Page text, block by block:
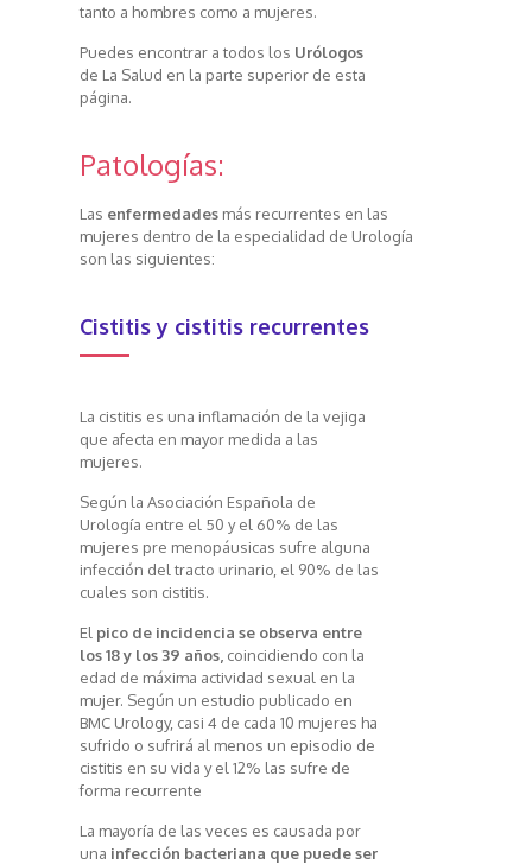
tanto a hombres como a mujeres.
Puedes encontrar a todos los Urólogos
de La Salud en la parte superior de esta
página.
Patologías:
Las enfermedadesmás recurrentes en las
mujeres dentro de la especialidad de Urología
son las siguientes:
Cistitis y cistitis recurrentes
La cistitis es una inflamación de la vejiga
que afecta en mayor medida a las
mujeres.
Según la Asociación Española de
Urología entre el 50 y el 60% de las
mujeres pre menopáusicas sufre alguna
infección del tracto urinario, el 90% de las
cuales son cistitis.
El pico de incidencia se observa entre
los 18 y los 39 años,coincidiendo con la
edad de máxima actividad sexual en la
mujer. Según un estudio publicado en
BMC Urology, casi 4 de cada 10 mujeres ha
sufrido o sufrirá al menos un episodio de
cistitis en su vida y el 12% las sufre de
forma recurrente
La mayoría de las veces es causada por
una infección bacteriana que puede ser